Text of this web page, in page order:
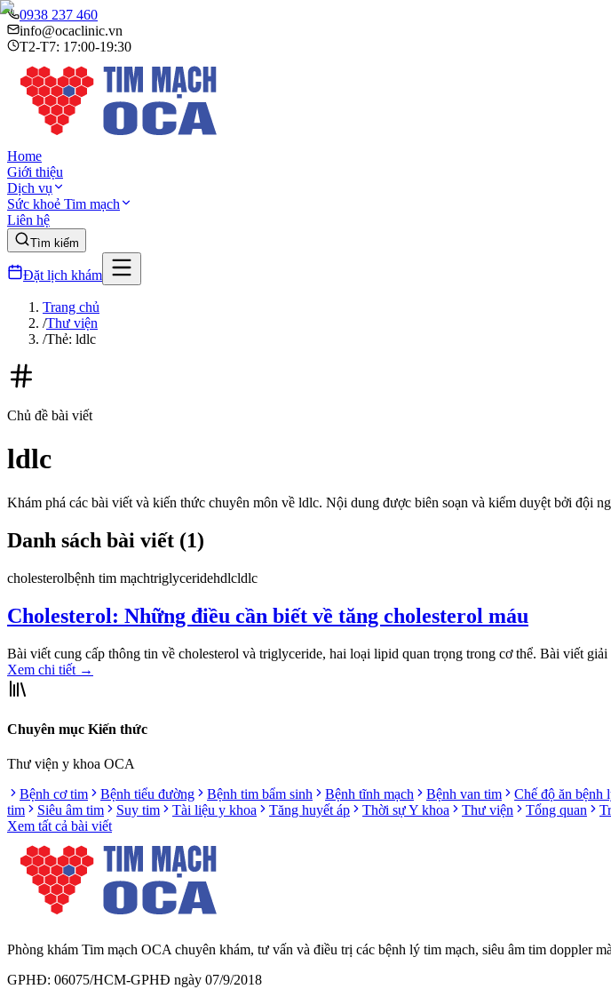
0938 237 460
info@ocaclinic.vn
T2-T7: 17:00-19:30
Home
Giới thiệu
Dịch vụ
Sức khoẻ Tim mạch
Liên hệ
Tìm kiếm
Đặt lịch khám
Trang chủ
/Thư viện
/Thẻ: ldlc
Chủ đề bài viết
ldlc
Khám phá các bài viết và kiến thức chuyên môn về ldlc. Nội dung được biên soạn và kiểm duyệt bởi đội
Danh sách bài viết (1)
cholesterolbệnh tim mạchtriglyceridehdlcldlc
Cholesterol: Những điều cần biết về tăng cholesterol máu
Bài viết cung cấp thông tin về cholesterol và triglyceride, hai loại lipid quan trọng trong cơ thể. Bài viết giải
Xem chi tiết →
Chuyên mục Kiến thức
Thư viện y khoa OCA
Bệnh cơ tim
Bệnh tiểu đường Bệnh tim bẩm sinh Bệnh tĩnh mạch Bệnh van tim Chế độ ăn bệnh
tim
Siêu âm tim Suy tim Tài liệu y khoa Tăng huyết áp Thời sự Y khoa Thư viện Tổng quan
Xem tất cả bài viết
Phòng khám Tim mạch OCA chuyên khám, tư vấn và điều trị các bệnh lý tim mạch, siêu âm tim doppler
GPHĐ: 06075/HCM-GPHĐ ngày 07/9/2018